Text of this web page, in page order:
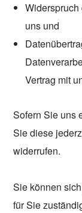
uns und
Vertrag mit
Sofern Sie uns
Sie diese
widerrufen.
Sie können
für Sie